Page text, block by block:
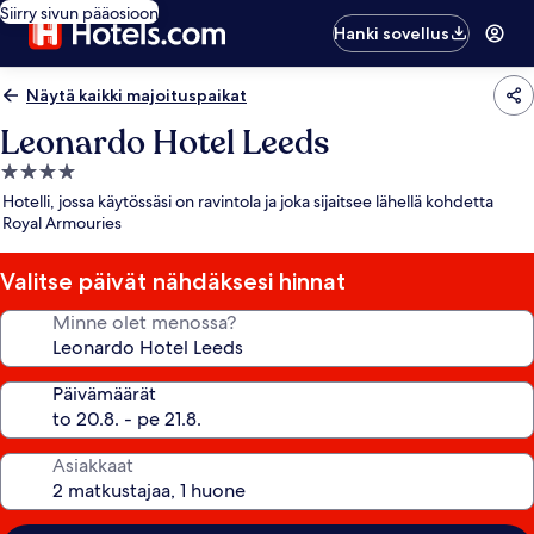
Siirry sivun pääosioon
Hanki sovellus
Näytä kaikki majoituspaikat
Leonardo Hotel Leeds
4.0
tähden
majoituspaikka
Hotelli, jossa käytössäsi on ravintola ja joka sijaitsee lähellä kohdetta
Royal Armouries
Valitse päivät nähdäksesi hinnat
Minne olet menossa?
Päivämäärät
Asiakkaat